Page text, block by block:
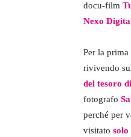
docu-film
Nexo
Per la
rivivendo
del tesoro
fotografo
perché per
visitato solo